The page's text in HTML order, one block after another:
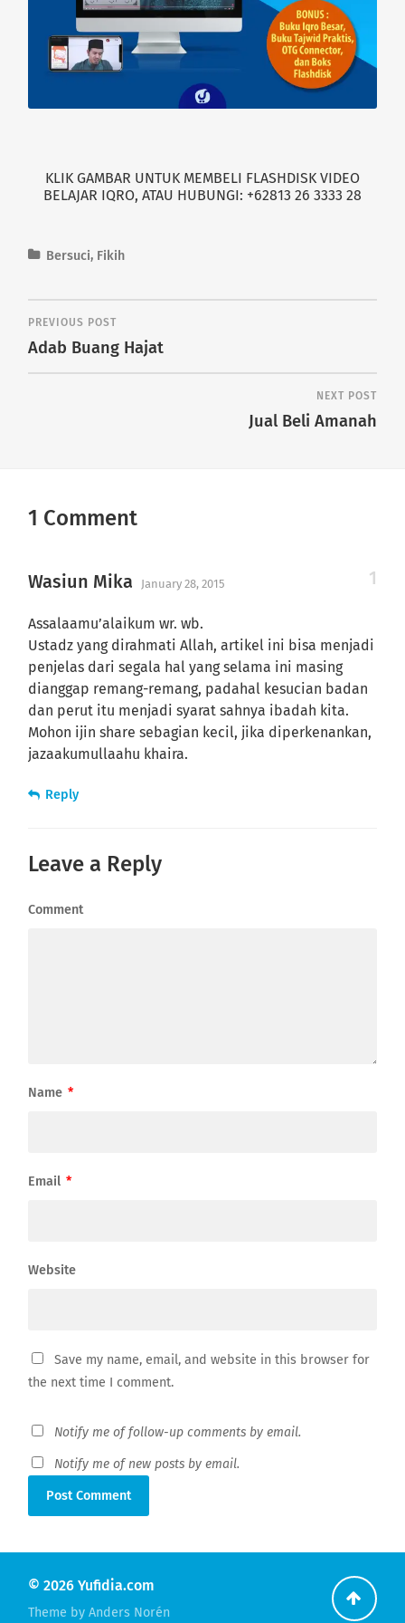
KLIK GAMBAR UNTUK MEMBELI FLASHDISK VIDEO
BELAJAR IQRO, ATAU HUBUNGI: +62813 26 3333 28
Bersuci, Fikih
PREVIOUS POST
Adab Buang Hajat
NEXT POST
Jual Beli Amanah
1 Comment
Wasiun Mika January 28, 2015
Assalaamu’alaikum wr. wb.
Ustadz yang dirahmati Allah, artikel ini bisa menjadi
penjelas dari segala hal yang selama ini masing
dianggap remang-remang, padahal kesucian badan
dan perut itu menjadi syarat sahnya ibadah kita.
Mohon ijin share sebagian kecil, jika diperkenankan,
jazaakumullaahu khaira.
Reply
Leave a Reply
Comment
Name *
Email *
Website
Save my name, email, and website in this browser for
the next time I comment.
Notify me of follow-up comments by email.
Notify me of new posts by email.
© 2026Yufidia.com
Theme byAnders Norén
Go
back